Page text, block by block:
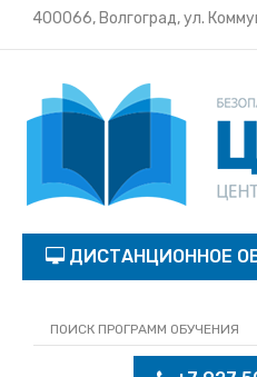
400066, Волгоград, ул.
ДИСТАНЦИОННОЕ